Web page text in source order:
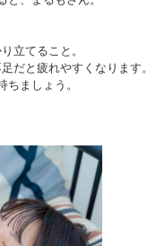
立てること。
だと疲れやすくなります。
ましょう。